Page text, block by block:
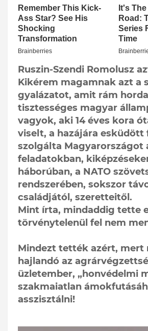
Ruszin-Szendi Romolusz
Kikérem magamnak azt a
gyalázatot, amit rám
tisztességes magyar
vagyok, aki 14 éves kora
viselt, a hazájára esküdött
szolgálta Magyarországot
feladatokban,
háborúban, a NATO
rendszerében, sokszor
családjától, szeretteitől.
Mint írta, mindaddig tette
törvénytelenül fel nem
Mindezt tették azért, mert
hajlandó az
üzletember, „honvédelmi
szakmaiatlan
asszisztálni!